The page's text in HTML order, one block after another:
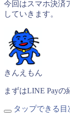
今回はスマホ決済
していきます。
きんえもん
まずはLINE Payの
タップできる目